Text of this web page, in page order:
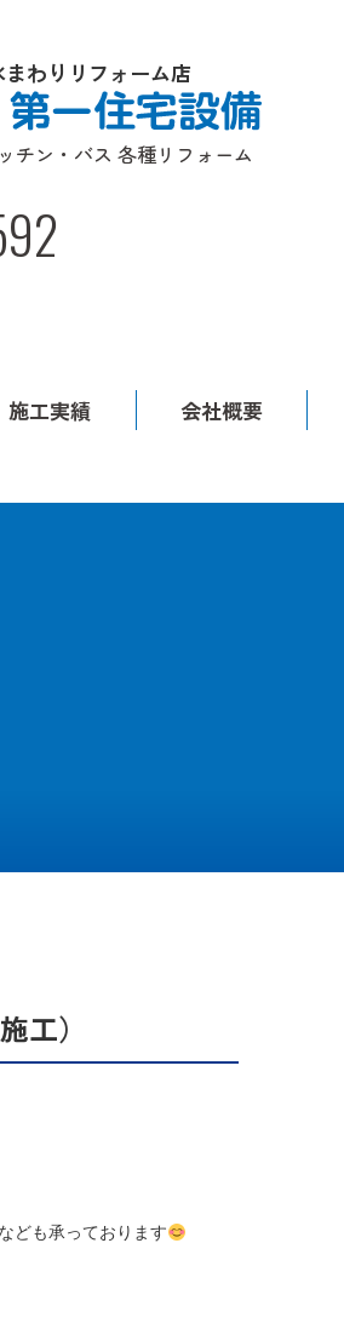
わりリフォーム店
チン・バス 各種リフォーム
施工実績 会社概要
工）
ども承っております